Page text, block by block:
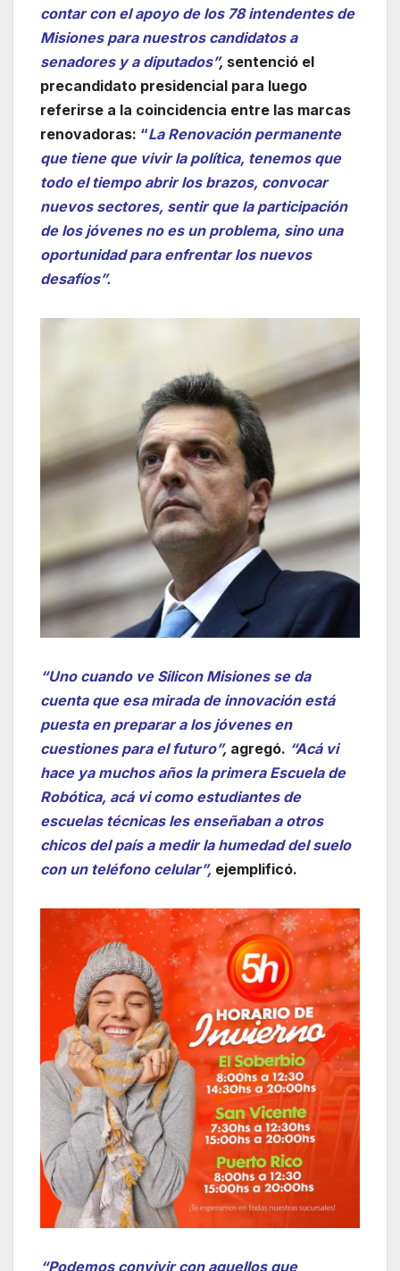
contar con el apoyo de los 78 intendentes de
Misiones para nuestros candidatos a
senadores y a diputados”, sentenció el
precandidato presidencial para luego
referirse a la coincidencia entre las marcas
renovadoras: “La Renovación permanente
que tiene que vivir la política, tenemos que
todo el tiempo abrir los brazos, convocar
nuevos sectores, sentir que la participación
de los jóvenes no es un problema, sino una
oportunidad para enfrentar los nuevos
desafíos”.
“Uno cuando ve Silicon Misiones se da
cuenta que esa mirada de innovación está
puesta en preparar a los jóvenes en
cuestiones para el futuro”, agregó. “Acá vi
hace ya muchos años la primera Escuela de
Robótica, acá vi como estudiantes de
escuelas técnicas les enseñaban a otros
chicos del país a medir la humedad del suelo
con un teléfono celular”, ejemplificó.
“Podemos convivir con aquellos que